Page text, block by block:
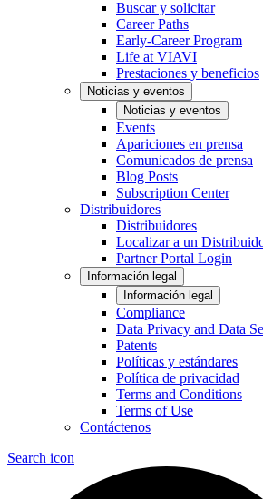
Buscar y solicitar
Career Paths
Early-Career Program
Life at VIAVI
Prestaciones y beneficios
Noticias y eventos
Noticias y eventos
Events
Apariciones en prensa
Comunicados de prensa
Blog Posts
Subscription Center
Distribuidores
Distribuidores
Localizar a un
Partner Portal Login
Información legal
Información legal
Compliance
Data Privacy and Data
Patents
Políticas y estándares
Política de privacidad
Terms and Conditions
Terms of Use
Contáctenos
Search icon